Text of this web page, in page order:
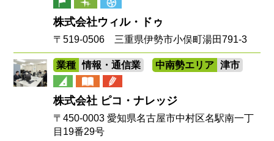
株式会社ウィル・ドゥ
〒519-0506 三重県伊勢市小俣町湯田791-3
業種 情報・通信業 中南勢エリア 津市
株式会社 ピコ・ナレッジ
〒450-0003 愛知県名古屋市中村区名駅南一丁
目19番29号